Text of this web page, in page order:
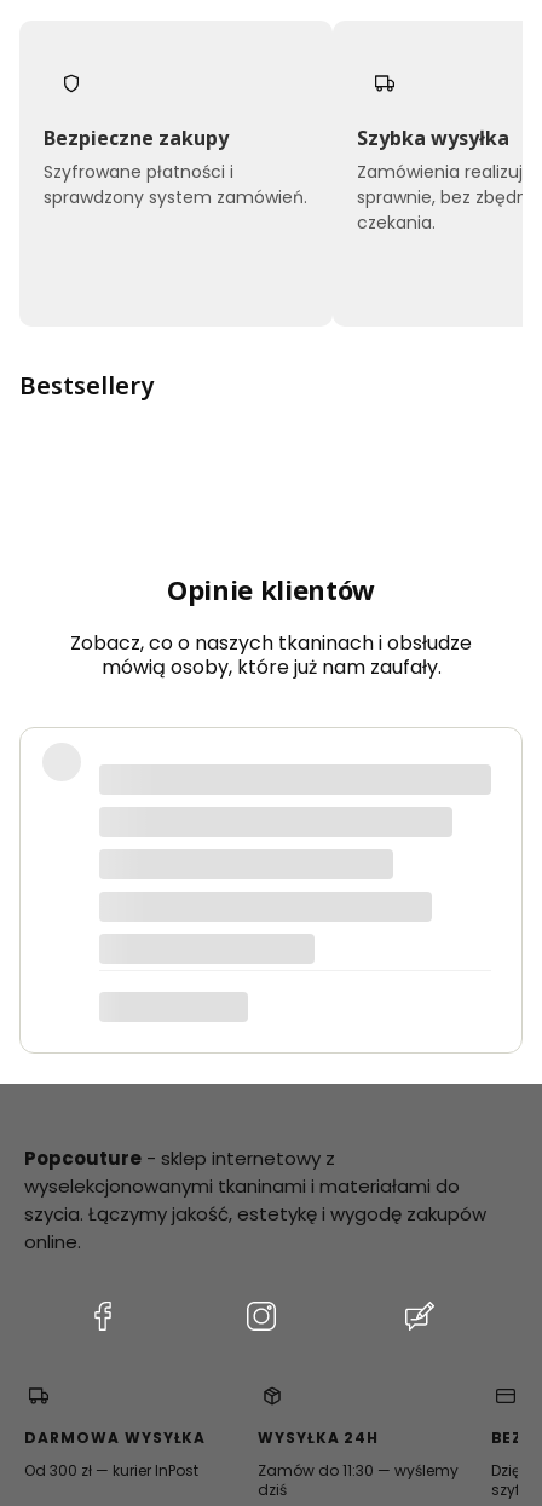
Bezpieczne zakupy
Szyfrowane płatności i
sprawdzony system zamówień.
Szybka wysyłka
Zamówienia
sprawnie, bez
czekania.
Bestsellery
Opinie klientów
Zobacz, co o naszych tkaninach i obsłudze
mówią osoby, które już nam zaufały.
Bardzo dobra jakość tkanin, kolory
dokładnie takie jak na zdjęciach.
Zamówienie przyszło szybko i było
Anna K.
Popcouture - sklep internetowy z
wyselekcjonowanymi tkaninami i materiałami do
szycia. Łączymy jakość, estetykę i wygodę zakupów
online.
(Otwiera
nowej
(Otwiera
DARMOWA WYSYŁKA
Od 300 zł — kurier InPost
WYSYŁKA 24H
Zamów do 11:30 — wyślemy
dziś
Dzięki